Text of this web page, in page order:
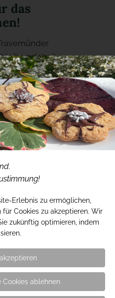
das
dabei!
Erlebnis zu ermöglichen,
Cookies zu akzeptieren. Wir
zukünftig optimieren, indem
ablehnen